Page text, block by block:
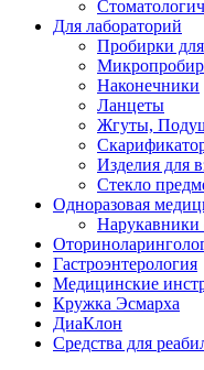
Для лабораторий
Пробирки
Наконечники
Ланцеты
Жгуты,
Изделия для
Стекло
Одноразовая
Нарукавники
Гастроэнтерология
Медицинские
Кружка Эсмарха
ДиаКлон
Средства для